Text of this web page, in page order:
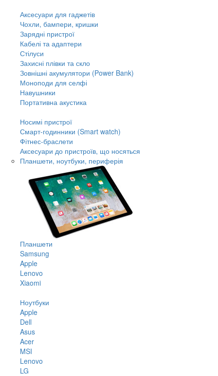
Аксесуари для гаджетів
Чохли, бампери, кришки
Зарядні пристрої
Кабелі та адаптери
Стілуси
Захисні плівки та скло
Зовнішні акумулятори (Power Bank)
Моноподи для селфі
Навушники
Портативна акустика
Носимі пристрої
Смарт-годинники (Smart watch)
Фітнес-браслети
Аксесуари до пристроїв, що носяться
Планшети, ноутбуки, периферія
Планшети
Samsung
Apple
Lenovo
Xiaomi
Ноутбуки
Apple
Dell
Asus
Acer
MSI
Lenovo
LG